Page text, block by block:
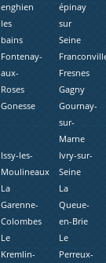
enghien
les
bains
épinay
sur
Seine
Fontenay-
aux-
Roses
Fresnes
Gagny
Gonesse
Gournay-
sur-
Marne
Issy-les-
Moulineaux
Ivry-sur-
Seine
La
Garenne-
Colombes
La
Queue-
en-Brie
Le
Kremlin-
Le
Perreux-